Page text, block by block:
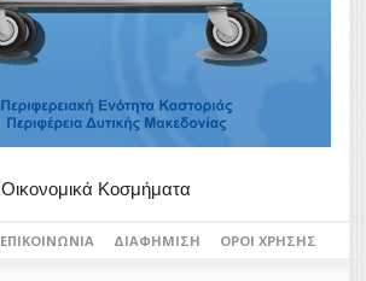
Οικονομικά Κοσμήματα
ΕΠΙΚΟΙΝΩΝΊΑ ΔΙΑΦΉΜΙΣΗ ΌΡΟΙ ΧΡΉΣΗΣ